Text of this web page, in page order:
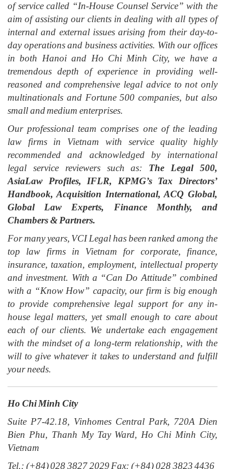
of service called “In-House Counsel Service” with the
aim of assisting our clients in dealing with all types of
internal and external issues arising from their day-to-
day operations and business activities. With our offices
in both Hanoi and Ho Chi Minh City, we have a
tremendous depth of experience in providing well-
reasoned and comprehensive legal advice to not only
multinationals and Fortune 500 companies, but also
small and medium enterprises.
Our professional team comprises one of the leading
law firms in Vietnam with service quality highly
recommended and acknowledged by international
legal service reviewers such as: The Legal 500,
AsiaLaw Profiles, IFLR, KPMG’s Tax Directors’
Handbook, Acquisition International, ACQ Global,
Global Law Experts, Finance Monthly, and
Chambers & Partners.
For many years, VCI Legal has been ranked among the
top law firms in Vietnam for corporate, finance,
insurance, taxation, employment, intellectual property
and investment. With a “Can Do Attitude” combined
with a “Know How” capacity, our firm is big enough
to provide comprehensive legal support for any in-
house legal matters, yet small enough to care about
each of our clients. We undertake each engagement
with the mindset of a long-term relationship, with the
will to give whatever it takes to understand and fulfill
your needs.
Ho Chi Minh City
Suite P7-42.18, Vinhomes Central Park, 720A Dien
Bien Phu, Thanh My Tay Ward, Ho Chi Minh City,
Vietnam
Tel.: (+84) 028 3827 2029 Fax: (+84) 028 3823 4436